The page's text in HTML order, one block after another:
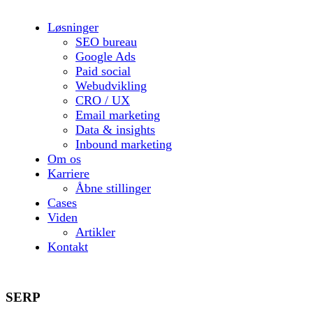
Løsninger
SEO bureau
Google Ads
Paid social
Webudvikling
CRO / UX
Email marketing
Data & insights
Inbound marketing
Om os
Karriere
Åbne stillinger
Cases
Viden
Artikler
Kontakt
SERP